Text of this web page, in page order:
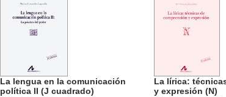
La lengua en la comunicación
política II (J cuadrado)
La lírica:
y expresión (N)